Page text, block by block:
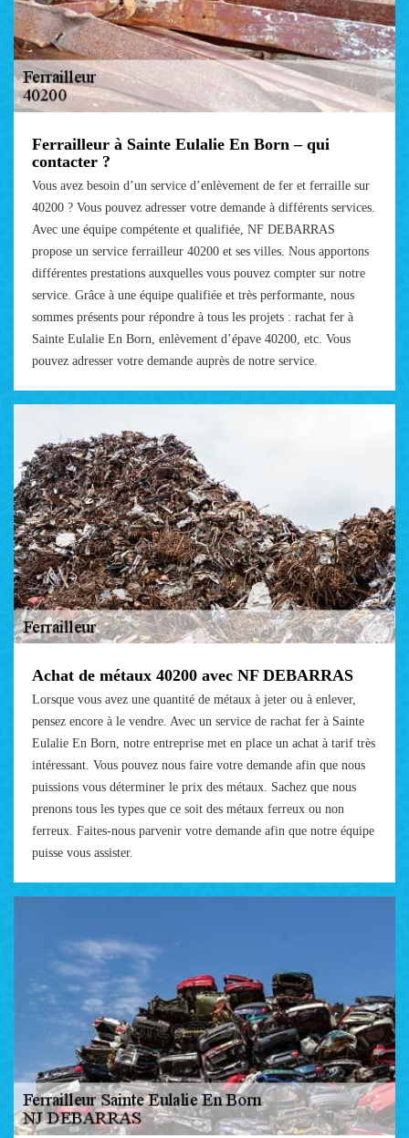
Ferrailleur à Sainte Eulalie En Born – qui
contacter ?
Vous avez besoin d’un service d’enlèvement de fer et ferraille sur
40200 ? Vous pouvez adresser votre demande à différents services.
Avec une équipe compétente et qualifiée, NF DEBARRAS
propose un service ferrailleur 40200 et ses villes. Nous apportons
différentes prestations auxquelles vous pouvez compter sur notre
service. Grâce à une équipe qualifiée et très performante, nous
sommes présents pour répondre à tous les projets : rachat fer à
Sainte Eulalie En Born, enlèvement d’épave 40200, etc. Vous
pouvez adresser votre demande auprès de notre service.
Achat de métaux 40200 avec NF DEBARRAS
Lorsque vous avez une quantité de métaux à jeter ou à enlever,
pensez encore à le vendre. Avec un service de rachat fer à Sainte
Eulalie En Born, notre entreprise met en place un achat à tarif très
intéressant. Vous pouvez nous faire votre demande afin que nous
puissions vous déterminer le prix des métaux. Sachez que nous
prenons tous les types que ce soit des métaux ferreux ou non
ferreux. Faites-nous parvenir votre demande afin que notre équipe
puisse vous assister.